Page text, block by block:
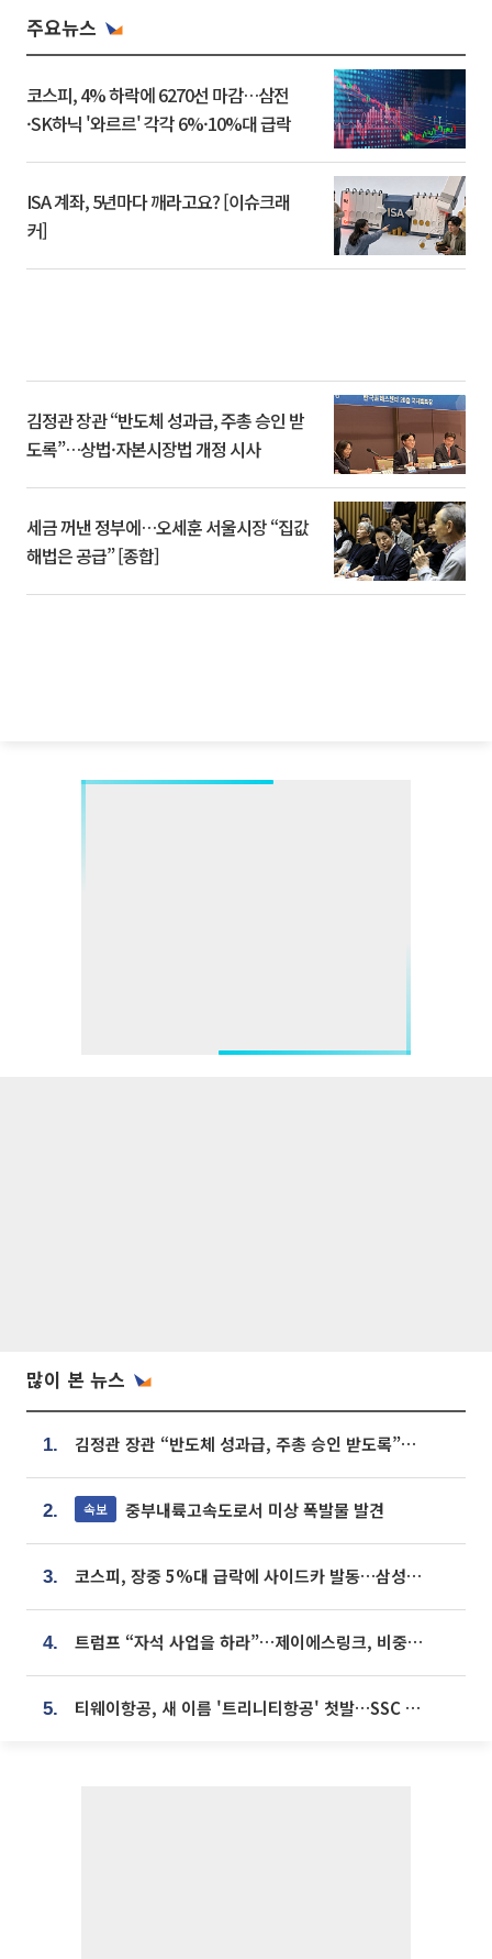
주요뉴스
코스피, 4% 하락에 6270선 마감…삼전
·SK하닉 '와르르' 각각 6%·10%대 급락
ISA 계좌, 5년마다 깨라고요? [이슈크래
커]
김정관 장관 “반도체 성과급, 주총 승인 받
도록”…상법·자본시장법 개정 시사
세금 꺼낸 정부에…오세훈 서울시장 “집값
해법은 공급” [종합]
많이 본 뉴스
1. 김정관 장관 “반도체 성과급, 주총 승인 받도록”…상법·자본시장법 개정 시사
2. 속보 중부내륙고속도로서 미상 폭발물 발견
3. 코스피, 장중 5%대 급락에 사이드카 발동…삼성·SK 동반 폭락
4. 트럼프 “자석 사업을 하라”…제이에스링크, 비중국 영구자석 공급망 구축 속도
5. 티웨이항공, 새 이름 '트리니티항공' 첫발…SSC 전략 본격화